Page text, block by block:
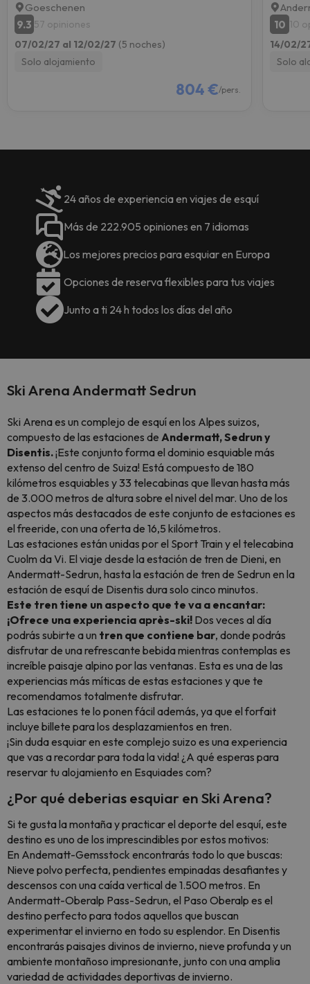
Goeschenen
9.3 57 opiniones
07/02/27 al 12/02/27 (5 noches)
Solo alojamiento
804 €/pers.
10 10
14/02/
Solo
24 años de experiencia en viajes de esquí
Más de 222.905 opiniones en 7 idiomas
Los mejores precios para esquiar en Europa
Opciones de reserva flexibles para tus viajes
Junto a ti 24 h todos los días del año
Ski Arena Andermatt Sedrun
Ski Arena es un complejo de esquí en los Alpes suizos,
compuesto de las estaciones de Andermatt, Sedrun y
Disentis.¡Este conjunto forma el dominio esquiable más
extenso del centro de Suiza! Está compuesto de 180
kilómetros esquiables y 33 telecabinas que llevan hasta más
de 3.000 metros de altura sobre el nivel del mar. Uno de los
aspectos más destacados de este conjunto de estaciones es
el freeride, con una oferta de 16,5 kilómetros.
Las estaciones están unidas por el Sport Train y el telecabina
Cuolm da Vi. El viaje desde la estación de tren de Dieni, en
Andermatt-Sedrun, hasta la estación de tren de Sedrun en la
estación de esquí de Disentis dura solo cinco minutos.
Este tren tiene un aspecto que te va a encantar:
¡Ofrece una experiencia après-ski! Dos veces al día
podrás subirte a un tren que contiene bar, donde podrás
disfrutar de una refrescante bebida mientras contemplas es
increíble paisaje alpino por las ventanas. Esta es una de las
experiencias más míticas de estas estaciones y que te
recomendamos totalmente disfrutar.
Las estaciones te lo ponen fácil además, ya que el forfait
incluye billete para los desplazamientos en tren.
¡Sin duda esquiar en este complejo suizo es una experiencia
que vas a recordar para toda la vida! ¿A qué esperas para
reservar tu alojamiento en Esquiades com?
¿Por qué deberias esquiar en Ski Arena?
Si te gusta la montaña y practicar el deporte del esquí, este
destino es uno de los imprescindibles por estos motivos:
En Andematt-Gemsstock encontrarás todo lo que buscas:
Nieve polvo perfecta, pendientes empinadas desafiantes y
descensos con una caída vertical de 1.500 metros. En
Andermatt-Oberalp Pass-Sedrun, el Paso Oberalp es el
destino perfecto para todos aquellos que buscan
experimentar el invierno en todo su esplendor. En Disentis
encontrarás paisajes divinos de invierno, nieve profunda y un
ambiente montañoso impresionante, junto con una amplia
variedad de actividades deportivas de invierno.